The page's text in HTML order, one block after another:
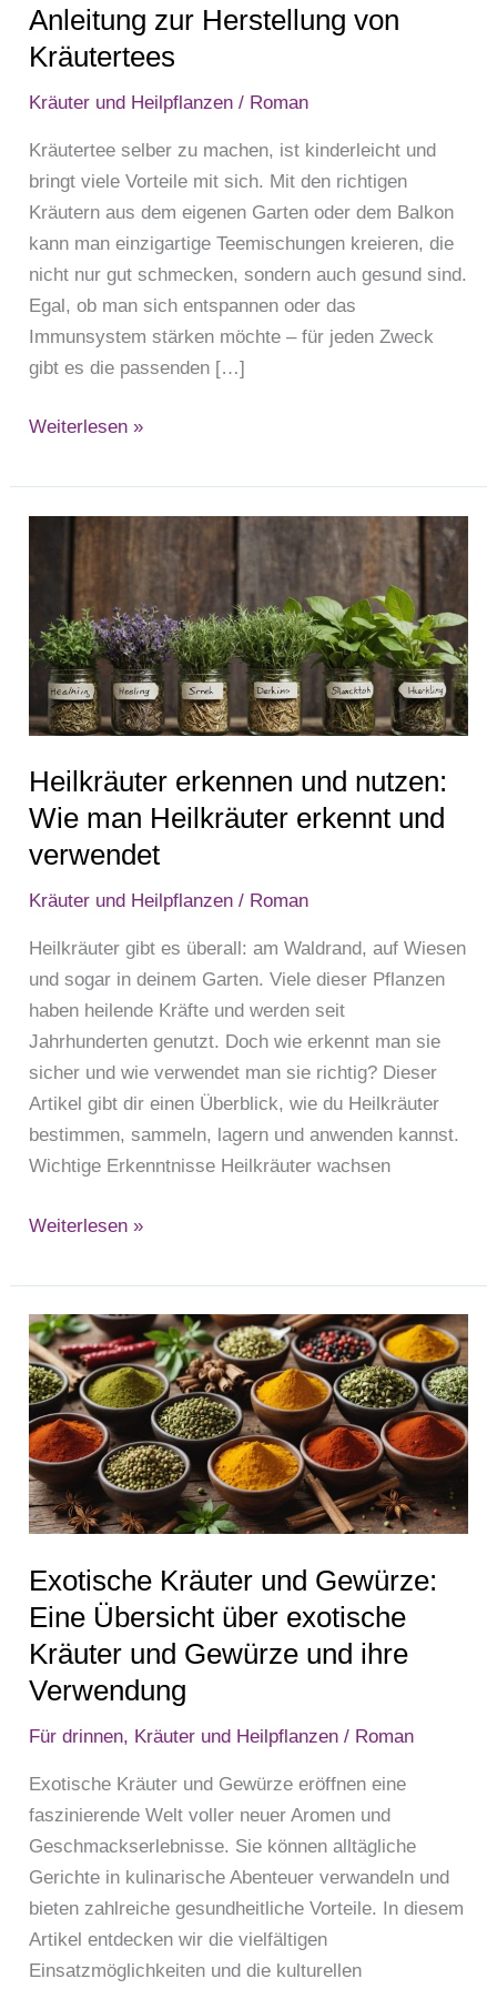
Anleitung zur Herstellung von
Kräutertees
Kräuter und Heilpflanzen / Roman
Kräutertee selber zu machen, ist kinderleicht und
bringt viele Vorteile mit sich. Mit den richtigen
Kräutern aus dem eigenen Garten oder dem Balkon
kann man einzigartige Teemischungen kreieren, die
nicht nur gut schmecken, sondern auch gesund sind.
Egal, ob man sich entspannen oder das
Immunsystem stärken möchte – für jeden Zweck
gibt es die passenden […]
Weiterlesen »
Heilkräuter erkennen und nutzen:
Wie man Heilkräuter erkennt und
verwendet
Kräuter und Heilpflanzen / Roman
Heilkräuter gibt es überall: am Waldrand, auf Wiesen
und sogar in deinem Garten. Viele dieser Pflanzen
haben heilende Kräfte und werden seit
Jahrhunderten genutzt. Doch wie erkennt man sie
sicher und wie verwendet man sie richtig? Dieser
Artikel gibt dir einen Überblick, wie du Heilkräuter
bestimmen, sammeln, lagern und anwenden kannst.
Wichtige Erkenntnisse Heilkräuter wachsen
Heilkräuter
nutzen:
Wie
man
Heilkräuter
und
verwendet
Weiterlesen »
Exotische Kräuter und Gewürze:
Eine Übersicht über exotische
Kräuter und Gewürze und ihre
Verwendung
Für drinnen, Kräuter und Heilpflanzen / Roman
Exotische Kräuter und Gewürze eröffnen eine
faszinierende Welt voller neuer Aromen und
Geschmackserlebnisse. Sie können alltägliche
Gerichte in kulinarische Abenteuer verwandeln und
bieten zahlreiche gesundheitliche Vorteile. In diesem
Artikel entdecken wir die vielfältigen
Einsatzmöglichkeiten und die kulturellen
Exotische
Kräuter
und
Gewürze:
Eine
Übersicht
über
Kräuter
und
Gewürze
und
ihre
Verwendung